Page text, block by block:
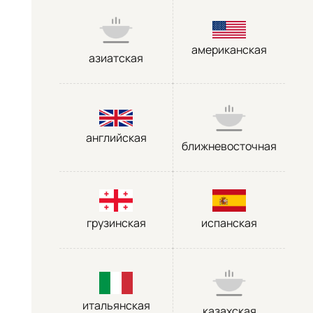
азиатская
американская
английская
ближневосточная
грузинская испанская
итальянская